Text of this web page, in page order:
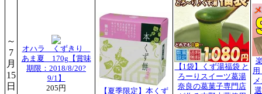
～
7
月
15
日
オハラ くずきり
あま夏 170g【賞味
期限：2018/8/20?
9/1】
205円
【夏季限定】本くず
【1袋】くず湯福袋 と
ろーりスイーツ葛湯
奈良の葛菓子専門店